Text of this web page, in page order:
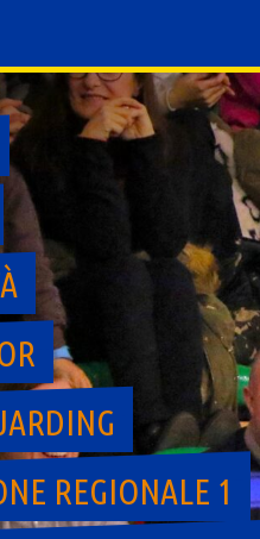
REGIONALE 1